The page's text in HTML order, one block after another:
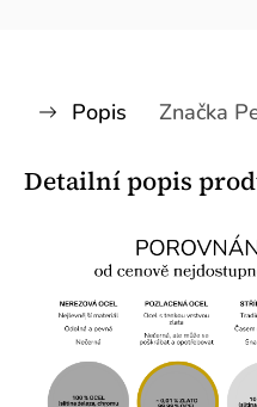
Popis Značka
Detailní popis